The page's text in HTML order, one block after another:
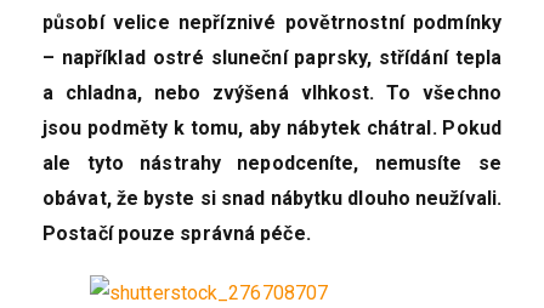
působí velice nepříznivé povětrnostní podmínky
– například ostré sluneční paprsky, střídání tepla
a chladna, nebo zvýšená vlhkost. To všechno
jsou podměty k tomu, aby nábytek chátral. Pokud
ale tyto nástrahy nepodceníte, nemusíte se
obávat, že byste si snad nábytku dlouho neužívali.
Postačí pouze správná péče.